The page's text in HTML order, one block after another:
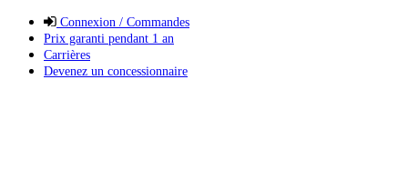
Connexion / Commandes
Prix garanti pendant 1 an
Carrières
Devenez un concessionnaire